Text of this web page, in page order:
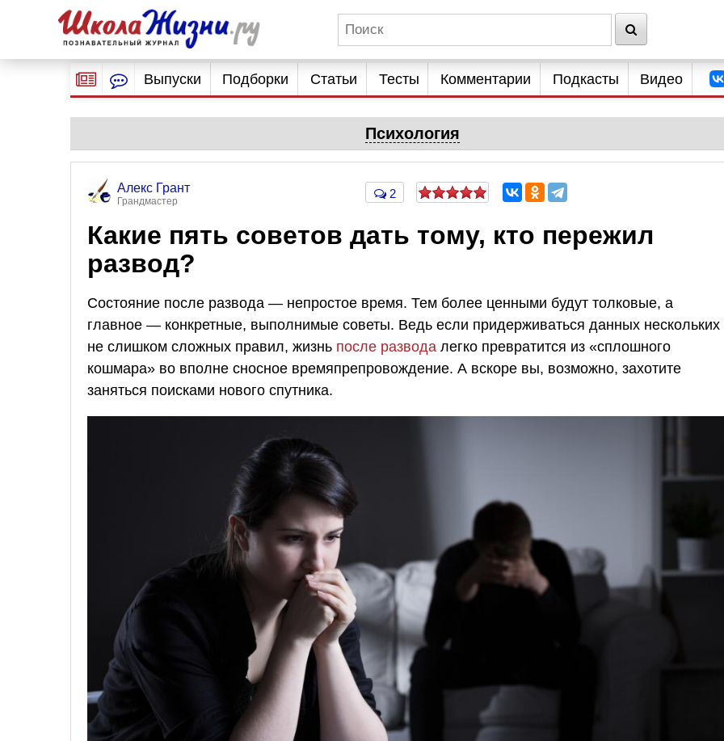
Выпуски Подборки Статьи Тесты Комментарии Подкасты Видео
Психология
Алекс Грант
Грандмастер
2
Какие пять советов дать тому, кто пережил
развод?
Состояние после развода — непростое время. Тем более ценными будут толковые, а
главное — конкретные, выполнимые советы. Ведь если придерживаться данных нескольких
не слишком сложных правил, жизнь после развода легко превратится из «сплошного
кошмара» во вполне сносное времяпрепровождение. А вскоре вы, возможно, захотите
заняться поисками нового спутника.